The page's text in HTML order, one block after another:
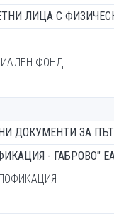
ЛИЦА С
ФОНД
ДОКУМЕНТИ ЗА
- ГАБРОВО"